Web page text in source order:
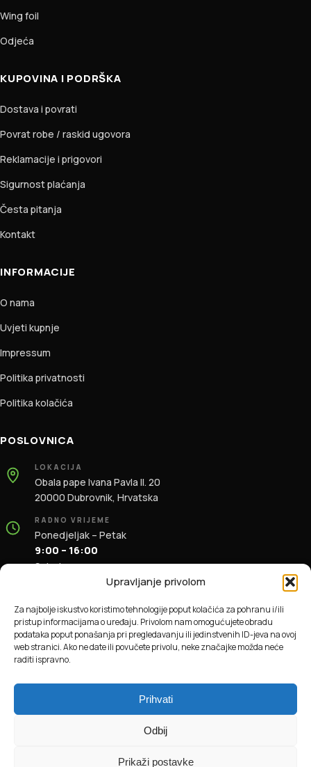
Upravljanje privolom
Za najbolje iskustvo koristimo tehnologije poput kolačića za pohranu i/ili
pristup informacijama o uređaju. Privolom nam omogućujete obradu
podataka poput ponašanja pri pregledavanju ili jedinstvenih ID-jeva na ovoj
web stranici. Ako ne date ili povučete privolu, neke značajke možda neće
raditi ispravno.
Prihvati
Odbij
Prikaži postavke
Wing foil
Odjeća
KUPOVINA I PODRŠKA
Dostava i povrati
Povrat robe / raskid ugovora
Reklamacije i prigovori
Sigurnost plaćanja
Česta pitanja
Kontakt
INFORMACIJE
O nama
Uvjeti kupnje
Impressum
Politika privatnosti
Politika kolačića
POSLOVNICA
LOKACIJA
Obala pape Ivana Pavla II. 20
20000 Dubrovnik, Hrvatska
RADNO VRIJEME
Ponedjeljak – Petak
9:00 – 16:00
Subota
+385 91 196 1981
info@dbas.hr